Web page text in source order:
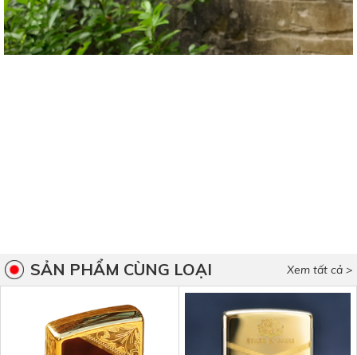
Xem tất cả >
SẢN PHẨM CÙNG LOẠI